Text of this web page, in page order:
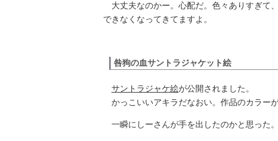
大丈夫なのかー。心配だ。色々ありすぎて
できなくなってきてますよ。
咎狗の血サントラジャケット絵
サントラジャケ絵が公開されました。
かっこいいアキラだなおい。作品のカラー
一瞬にしーさんが手を出したのかと思った。